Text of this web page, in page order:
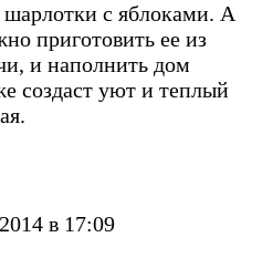
с яблоками. А
приготовить ее из
и наполнить дом
создаст уют и теплый
в 17:09